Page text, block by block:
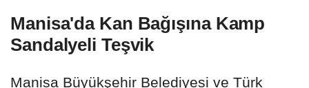
Manisa'da Kan Bağışına Kamp
Sandalyeli Teşvik
Manisa Büyükşehir Belediyesi ve Türk